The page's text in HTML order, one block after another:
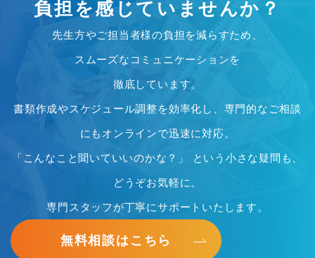
負担を感じていませんか？
先生方やご担当者様の負担を減らすため、
スムーズなコミュニケーションを
徹底しています。
書類作成やスケジュール調整を効率化し、専門的なご相談
にもオンラインで迅速に対応。
「こんなこと聞いていいのかな？」 という小さな疑問も、
どうぞお気軽に。
専門スタッフが丁寧にサポートいたします。
無料相談はこちら